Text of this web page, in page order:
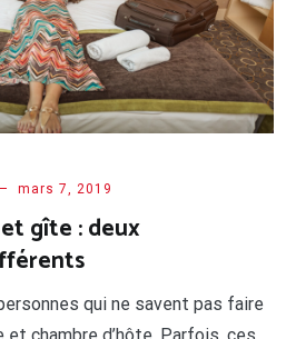
mars 7, 2019
gîte : deux
qui ne savent pas faire